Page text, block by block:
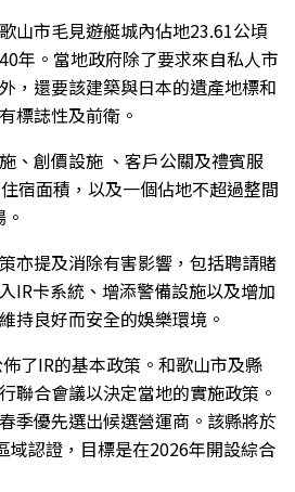
山市毛見遊艇城內佔地23.61公頃
年。當地政府除了要求來自私人市
，還要該建築與日本的遺產地標和
標誌性及前衛。
、創價設施 、客戶公關及禮賓服
宿面積，以及一個佔地不超過整間
亦提及消除有害影響，包括聘請賭
IR卡系統、增添警備設施以及增加
持良好而安全的娛樂環境。
了IR的基本政策。和歌山市及縣
聯合會議以決定當地的實施政策。
季優先選出候選營運商。該縣將於
域認證，目標是在2026年開設綜合